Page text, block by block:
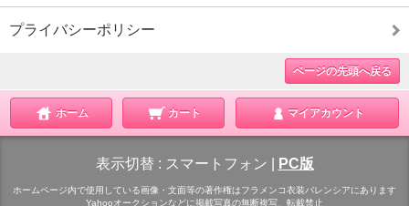
プライバシーポリシー
ページの先頭へ戻る
ホーム カート マイアカウント
表示切替 : スマートフォン PC版
ホームページ内で使用している画像・文面等の著作権はフラメンコ衣装バレンシアにあります
Yahooオークションなどに掲載写真の無断複写、転載禁止